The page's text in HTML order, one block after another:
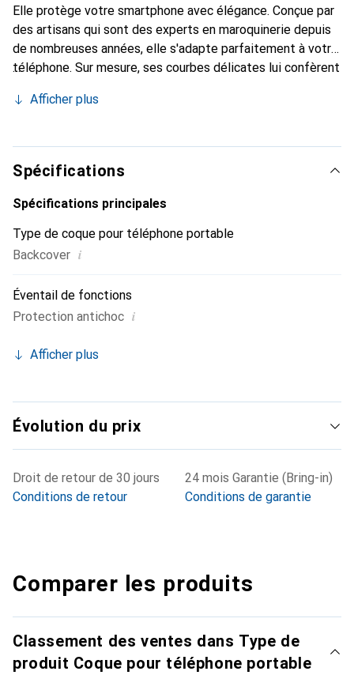
Elle protège votre smartphone avec élégance. Conçue par
des artisans qui sont des experts en maroquinerie depuis
de nombreuses années, elle s'adapte parfaitement à votre
téléphone. Sur mesure, ses courbes délicates lui confèrent
et essentiel de votre smartphone. Reconnaître
marque Noreve est un choix sûr pour une clientèle
exigeante.
Afficher plus
Spécifications
Spécifications principales
Type de coque pour téléphone portable
Backcover i
Éventail de fonctions
Protection antichoc i
Afficher plus
Évolution du prix
Droit de retour de 30 jours
Conditions de retour
24 mois Garantie (Bring-in)
Conditions de garantie
Comparer les produits
Classement des ventes dans Type de
produit Coque pour téléphone portable